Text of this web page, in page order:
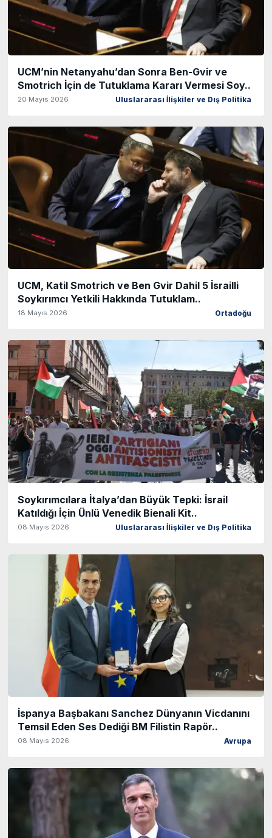
UCM’nin Netanyahu’dan Sonra Ben-Gvir ve
Smotrich İçin de Tutuklama Kararı Vermesi Soy..
20 Mayıs 2026 Uluslararası İlişkiler ve Dış Politika
UCM, Katil Smotrich ve Ben Gvir Dahil 5 İsrailli
Soykırımcı Yetkili Hakkında Tutuklam..
18 Mayıs 2026 Ortadoğu
Soykırımcılara İtalya’dan Büyük Tepki: İsrail
Katıldığı İçin Ünlü Venedik Bienali Kit..
08 Mayıs 2026 Uluslararası İlişkiler ve Dış Politika
İspanya Başbakanı Sanchez Dünyanın Vicdanını
Temsil Eden Ses Dediği BM Filistin Rapör..
08 Mayıs 2026 Avrupa